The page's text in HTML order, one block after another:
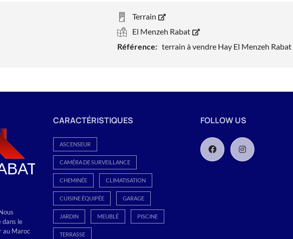
Terrain
El Menzeh Rabat
Référence: terrain à vendre Hay El Menzeh Rabat
dans le
au Maroc
CARACTÉRISTIQUES
ASCENSEUR
CAMÉRA DE SURVEILLANCE
CHEMINÉE CLIMATISATION
CUISINE ÉQUIPÉE GARAGE
JARDIN MEUBLÉ PISCINE
TERRASSE
FOLLOW US